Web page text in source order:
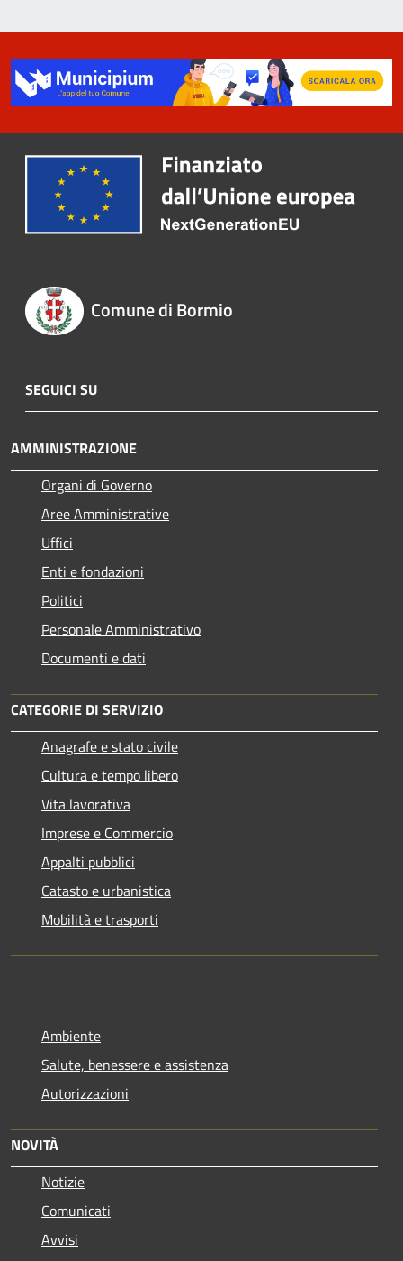
Comune di Bormio
SEGUICI SU
AMMINISTRAZIONE
Organi di Governo
Aree Amministrative
Uffici
Enti e fondazioni
Politici
Personale Amministrativo
Documenti e dati
CATEGORIE DI SERVIZIO
Anagrafe e stato civile
Cultura e tempo libero
Vita lavorativa
Imprese e Commercio
Appalti pubblici
Catasto e urbanistica
Mobilità e trasporti
Ambiente
Salute, benessere e assistenza
Autorizzazioni
NOVITÀ
Notizie
Comunicati
Avvisi